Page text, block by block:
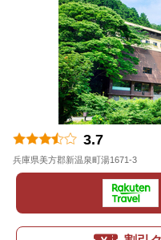
3.7
兵庫県美方郡新温泉町湯1671-3